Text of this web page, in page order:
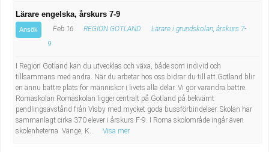
Lärare engelska, årskurs 7-9
Ansök Feb 16 REGION GOTLAND
Lärare i grundskolan, årskurs 7-
9
I Region Gotland kan du utvecklas och växa, både som individ och
tillsammans med andra. När du arbetar hos oss bidrar du till att Gotland blir
en ännu bättre plats för människor i livets alla delar. Vi gör varandra bättre.
Romaskolan Romaskolan ligger centralt på Gotland på bekvämt
pendlingsavstånd från Visby med mycket goda bussförbindelser. Skolan har
sammanlagt cirka 370 elever i årskurs F-9. I Roma skolområde ingår även
skolenheterna Vänge, K...
Visa mer